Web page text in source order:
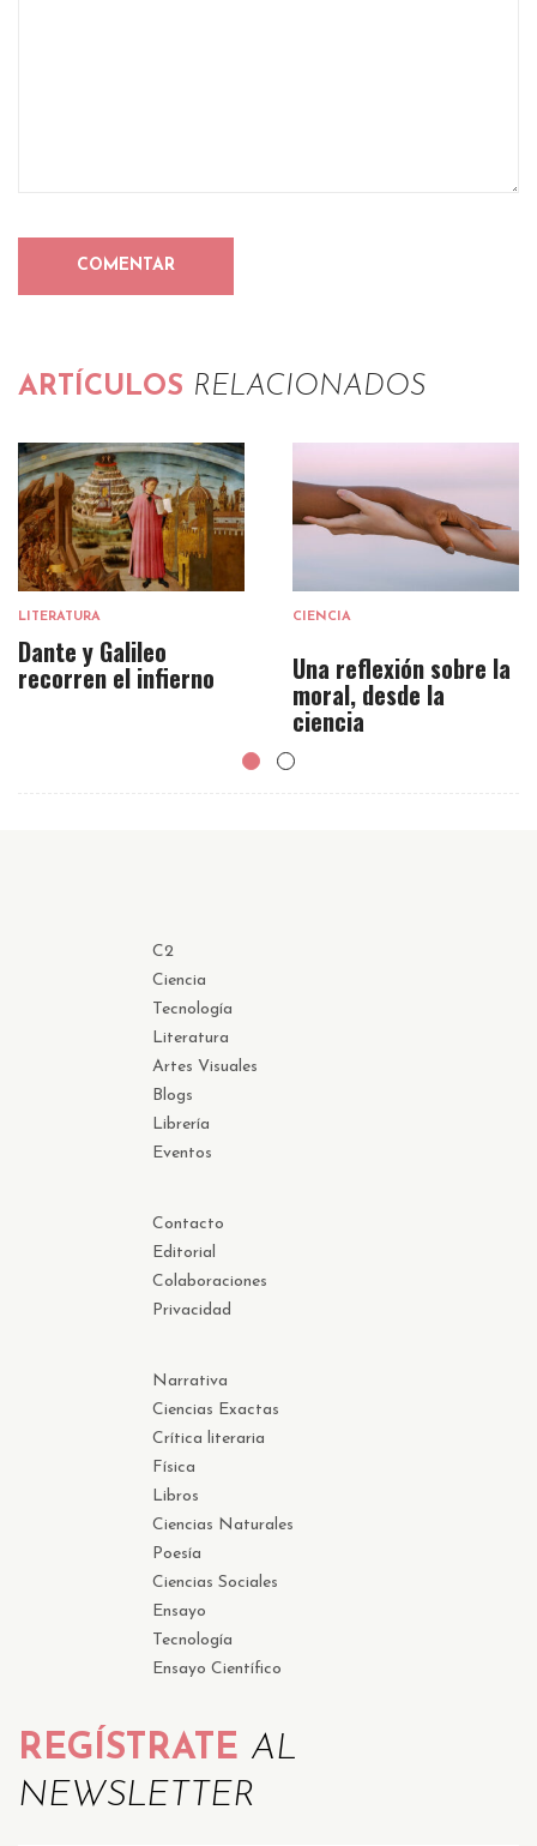
ARTÍCULOS RELACIONADOS
LITERATURA
Dante y Galileo
recorren el infierno
CIENCIA
Una reflexión sobre la
moral, desde la
ciencia
C2
Ciencia
Tecnología
Literatura
Artes Visuales
Blogs
Librería
Eventos
Contacto
Editorial
Colaboraciones
Privacidad
Narrativa
Ciencias Exactas
Crítica literaria
Física
Libros
Ciencias Naturales
Poesía
Ciencias Sociales
Ensayo
Tecnología
Ensayo Científico
REGÍSTRATE AL
NEWSLETTER